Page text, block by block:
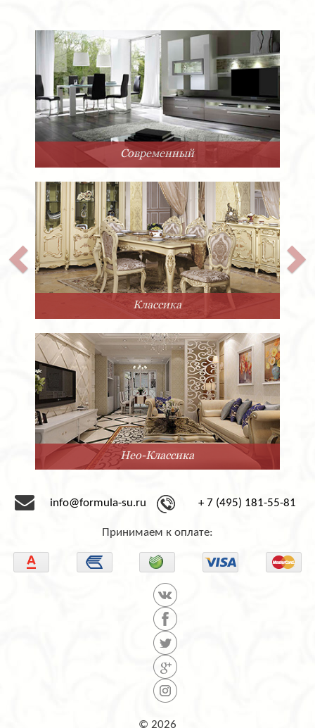
Современный
Классика
Нео-Классика
info@formula-su.ru + 7 (495) 181-55-81
Принимаем к оплате:
© 2026